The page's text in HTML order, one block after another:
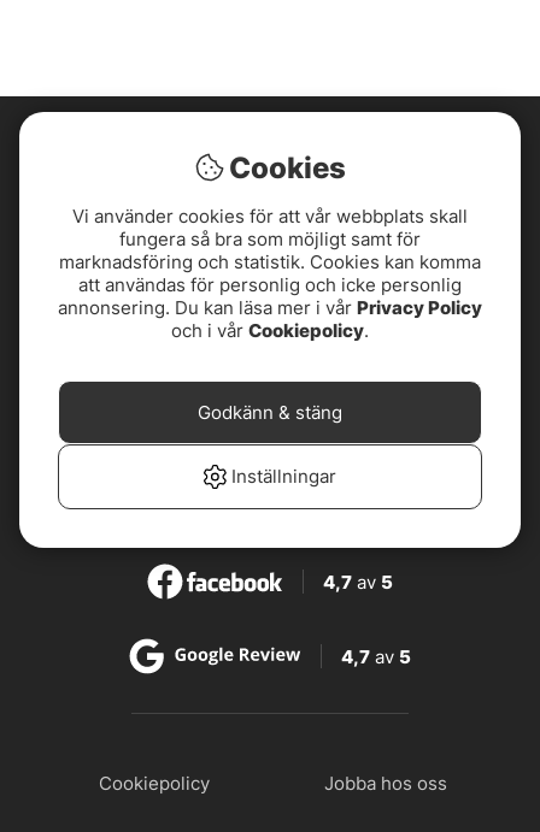
4,8av5
4,7 av 5
4,7 av 5
Cookiepolicy Jobba hos oss
Cookies
Vi använder cookies för att vår webbplats skall
fungera så bra som möjligt samt för
marknadsföring och statistik. Cookies kan komma
att användas för personlig och icke personlig
annonsering. Du kan läsa mer i vår Privacy Policy
och i vår Cookiepolicy.
Inställningar
Godkänn & stäng